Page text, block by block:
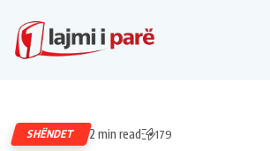
SHËNDET 2 min read 179